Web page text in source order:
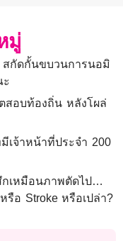
มู่
สกัดกั้นขบวนการนอมิ
สอบท้องถิ่น หลังโผล่
เจ้าหน้าที่ประจำ 200
กเหมือนภาพตัดไป…
รือ Stroke หรือเปล่า?